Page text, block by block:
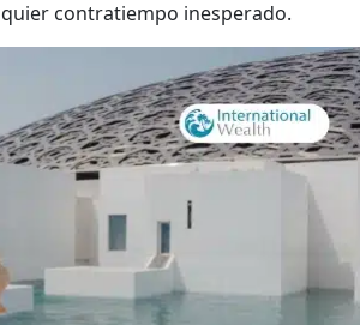
contratiempo inesperado.